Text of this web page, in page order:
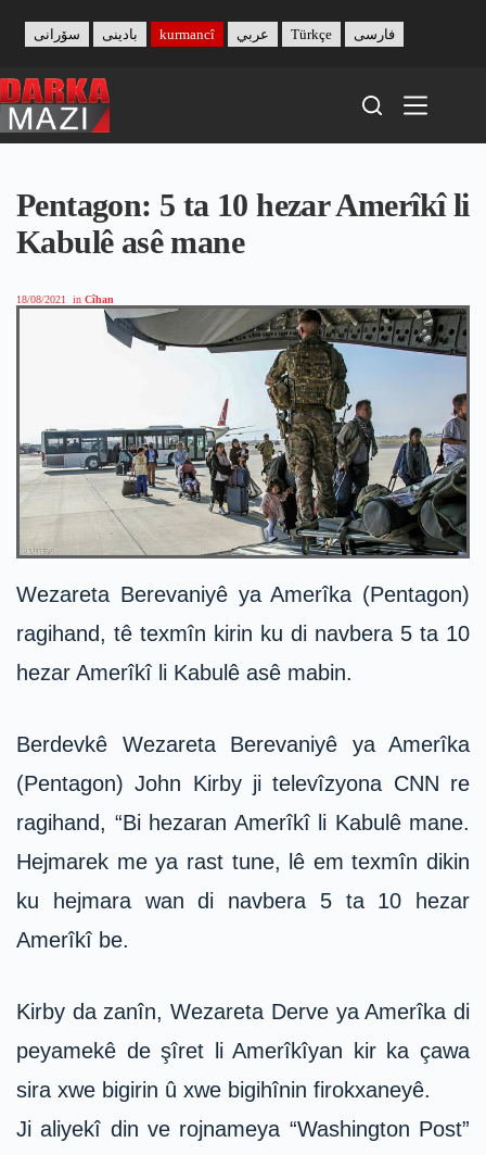
content
بادینی سۆرانی kurmancî عربي Türkçe فارسی
Pentagon: 5 ta 10 hezar Amerîkî li
Kabulê asê mane
18/08/2021 in Cîhan
Wezareta Berevaniyê ya Amerîka (Pentagon)
ragihand, tê texmîn kirin ku di navbera 5 ta 10
hezar Amerîkî li Kabulê asê mabin.
Berdevkê Wezareta Berevaniyê ya Amerîka
(Pentagon) John Kirby ji televîzyona CNN re
ragihand, “Bi hezaran Amerîkî li Kabulê mane.
Hejmarek me ya rast tune, lê em texmîn dikin
ku hejmara wan di navbera 5 ta 10 hezar
Amerîkî be.
Kirby da zanîn, Wezareta Derve ya Amerîka di
peyamekê de şîret li Amerîkîyan kir ka çawa
sira xwe bigirin û xwe bigihînin firokxaneyê.
Ji aliyekî din ve rojnameya “Washington Post”